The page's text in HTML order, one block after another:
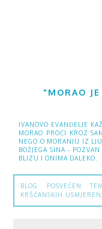
"MORAO
IVANOVO EVANĐELJE
MORAO PROĆI KROZ
NEGO O MORANJU IZ
BOŽJEGA SINA –
BLIZU I ONIMA DALEKO.
BLOG POSVEĆEN
KRŠĆANSKIH